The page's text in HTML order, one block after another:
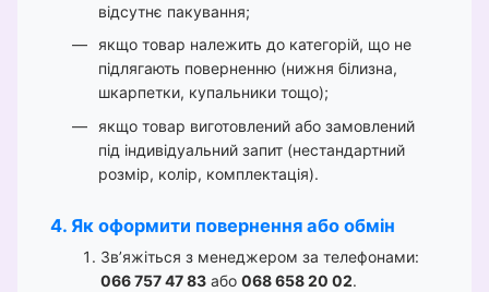
відсутнє пакування;
якщо товар належить до категорій, що не
підлягають поверненню (нижня білизна,
шкарпетки, купальники тощо);
якщо товар виготовлений або замовлений
під індивідуальний запит (нестандартний
розмір, колір, комплектація).
4. Як оформити повернення або обмін
Зв’яжіться з менеджером за телефонами:
066 757 47 83 або 068 658 20 02.